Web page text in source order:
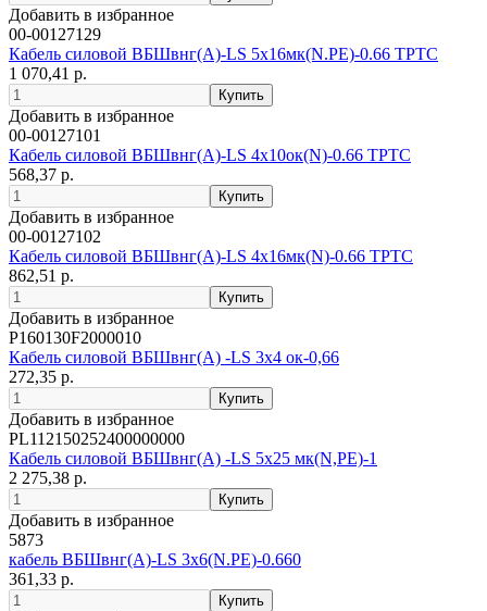
Добавить в избранное
00-00127129
Кабель силовой ВБШвнг(А)-LS 5х16мк(N.PE)-0.66 ТРТС
1 070,41 р.
Добавить в избранное
00-00127101
Кабель силовой ВБШвнг(А)-LS 4х10ок(N)-0.66 ТРТС
568,37 р.
Добавить в избранное
00-00127102
Кабель силовой ВБШвнг(А)-LS 4х16мк(N)-0.66 ТРТС
862,51 р.
Добавить в избранное
P160130F2000010
Кабель силовой ВБШвнг(A) -LS 3х4 ок-0,66
272,35 р.
Добавить в избранное
PL112150252400000000
Кабель силовой ВБШвнг(А) -LS 5х25 мк(N,PE)-1
2 275,38 р.
Добавить в избранное
5873
кабель ВБШвнг(А)-LS 3х6(N.PE)-0.660
361,33 р.